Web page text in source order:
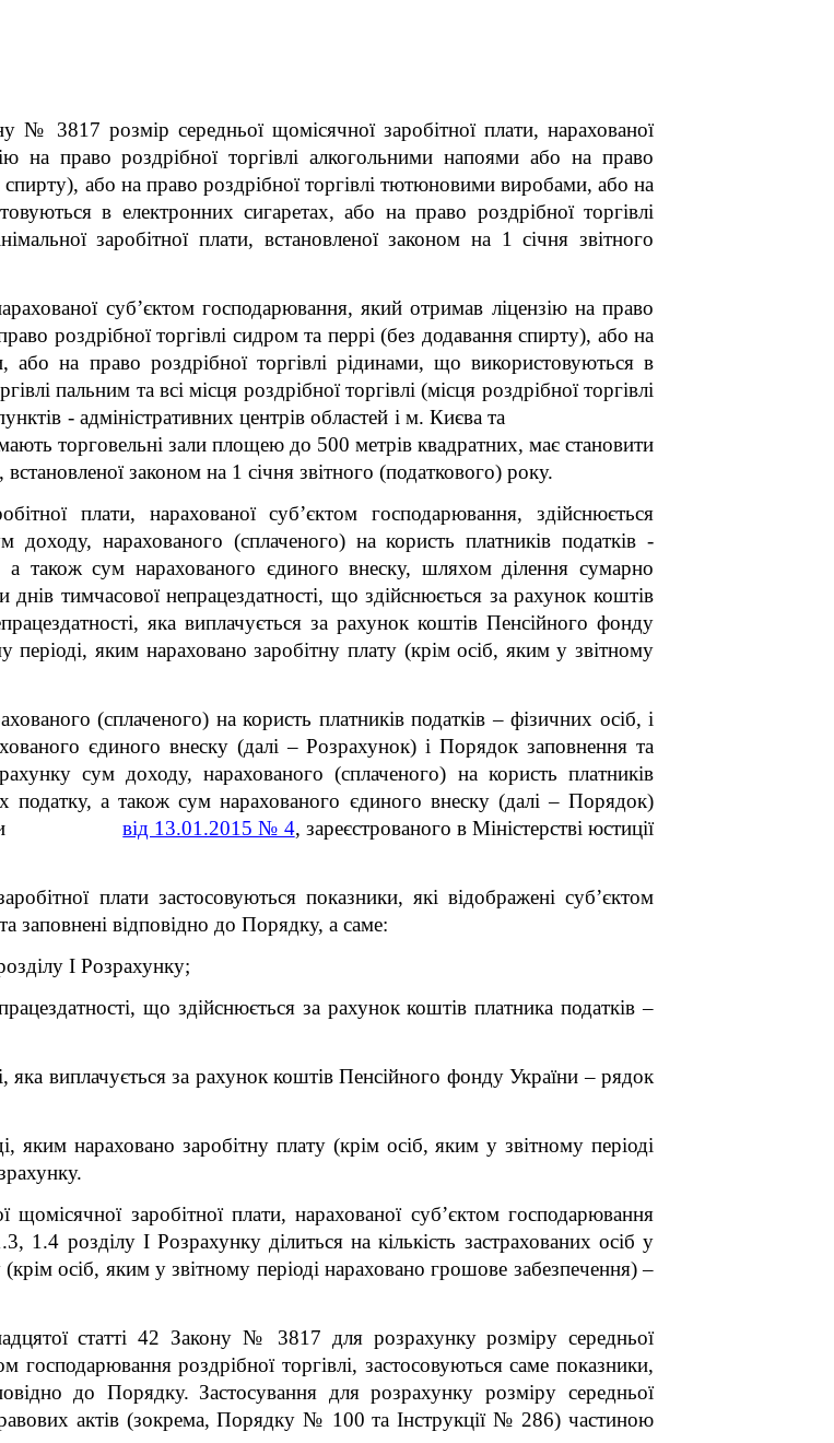
№ 3817 розмір середньої щомісячної заробітної плати, нарахованої
на право роздрібної торгівлі алкогольними напоями або на право
спирту), або на право роздрібної торгівлі тютюновими виробами, або на
в електронних сигаретах, або на право роздрібної торгівлі
заробітної плати, встановленої законом на 1 січня звітного
суб’єктом господарювання, який отримав ліцензію на право
роздрібної торгівлі сидром та перрі (без додавання спирту), або на
або на право роздрібної торгівлі рідинами, що використовуються в
пальним та всі місця роздрібної торгівлі (місця роздрібної торгівлі
пунктів - адміністративних центрів областей і м. Києва та
торговельні зали площею до 500 метрів квадратних, має становити
законом на 1 січня звітного (податкового) року.
плати, нарахованої суб’єктом господарювання, здійснюється
нарахованого (сплаченого) на користь платників податків -
також сум нарахованого єдиного внеску, шляхом ділення сумарно
днів тимчасової непрацездатності, що здійснюється за рахунок коштів
яка виплачується за рахунок коштів Пенсійного фонду
періоді, яким нараховано заробітну плату (крім осіб, яким у звітному
(сплаченого) на користь платників податків – фізичних осіб, і
єдиного внеску (далі – Розрахунок) і Порядок заповнення та
сум доходу, нарахованого (сплаченого) на користь платників
податку, а також сум нарахованого єдиного внеску (далі – Порядок)
Українивід 13.01.2015 № 4, зареєстрованого в Міністерстві юстиції
платизастосовуються показники, які відображені суб’єктом
заповнені відповідно до Порядку, а саме:
І Розрахунку;
що здійснюється за рахунок коштів платника податків –
яка виплачується за рахунок коштів Пенсійного фонду України – рядок
яким нараховано заробітну плату (крім осіб, яким у звітному періоді
заробітної плати, нарахованої суб’єктом господарювання
1.4 розділу І Розрахунку ділиться на кількість застрахованих осіб у
осіб, яким у звітному періоді нараховано грошове забезпечення) –
статті 42 Закону № 3817 для розрахунку розміру середньої
господарювання роздрібної торгівлі, застосовуються саме показники,
до Порядку. Застосування для розрахунку розміру середньої
актів (зокрема, Порядку № 100 та Інструкції № 286) частиною